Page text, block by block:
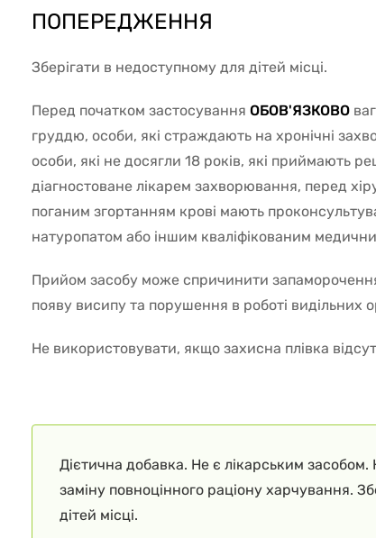
Дієтична добавка. Не є лікарським засобом.
заміну повноцінного раціону харчування.
дітей місці.
ПОПЕРЕДЖЕННЯ
Зберігати в недоступному для дітей місці.
Перед початком застосування ОБОВ'ЯЗКОВО
груддю, особи, які страждають на хронічні
особи, які не досягли 18 років, які приймають
діагностоване лікарем захворювання, перед
поганим згортанням крові мають
натуропатом або іншим кваліфікованим
Прийом засобу може спричинити
появу висипу та порушення в роботі видільних
Не використовувати, якщо захисна плівка